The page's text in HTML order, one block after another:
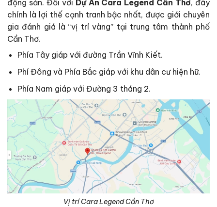
động sản. Đối với Dự Án Cara Legend Cần Thơ, đây
chính là lợi thế cạnh tranh bậc nhất, được giới chuyên
gia đánh giá là “vị trí vàng” tại trung tâm thành phố
Cần Thơ.
Phía Tây giáp với đường Trần Vĩnh Kiết.
Phí Đông và Phía Bắc giáp với khu dân cư hiện hữ.
Phía Nam giáp với Đường 3 tháng 2.
Vị trí Cara Legend Cần Thơ